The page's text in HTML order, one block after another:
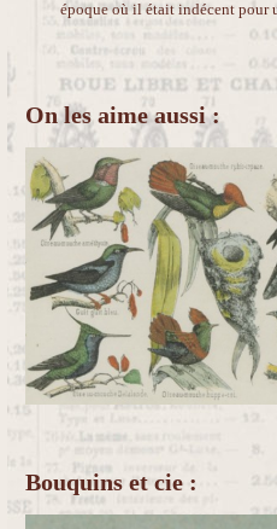
époque où il était indécent pour
On les aime aussi :
Bouquins et cie :